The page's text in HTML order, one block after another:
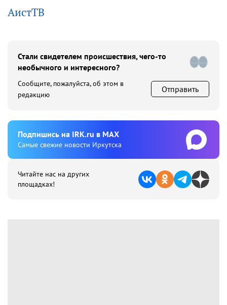
АистТВ
Стали свидетелем происшествия, чего-то
необычного и интересного?
Сообщите, пожалуйста, об этом в
редакцию
Отправить
Подпишиcь на IRK.ru в MAX
Cамые свежие новости Иркутска
Читайте нас на других
площадках!